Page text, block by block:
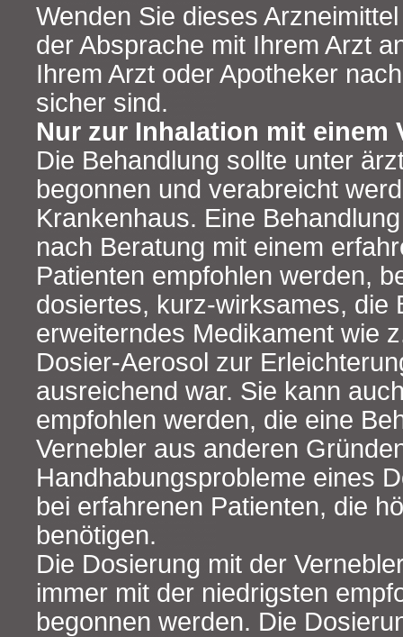
Wenden Sie dieses
der Absprache mit Ihrem Arzt
Ihrem Arzt oder Apotheker
sicher sind.
Nur zur Inhalation mit einem
Die Behandlung sollte unter
begonnen und verabreicht
Krankenhaus. Eine
nach Beratung mit einem
Patienten empfohlen werden,
dosiertes, kurz-wirksames, die
erweiterndes Medikament wie
Dosier-Aerosol zur
ausreichend war. Sie kann
empfohlen werden, die eine
Vernebler aus anderen
Handhabungsprobleme eines
bei erfahrenen Patienten, die
benötigen.
Die Dosierung mit der
immer mit der niedrigsten
begonnen werden. Die